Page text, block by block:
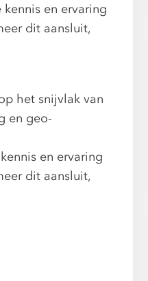
en ervaring
dit aansluit,
het snijvlak van
en geo-
en ervaring
dit aansluit,